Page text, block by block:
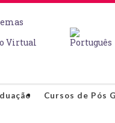
Virtual
Cursos de Pós